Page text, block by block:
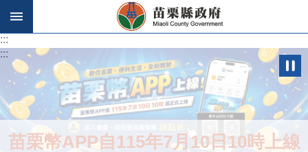
跳到主要內容區塊
:::
:::
苗栗幣APP自115年7月10日10時上線